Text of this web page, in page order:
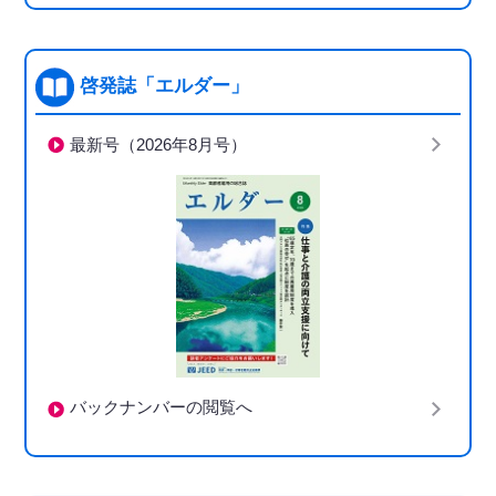
啓発誌「エルダー」
最新号（2026年8月号）
バックナンバーの閲覧へ